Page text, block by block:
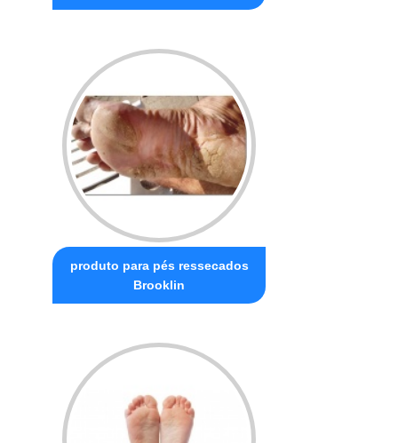
produto para pés ressecados
Brooklin